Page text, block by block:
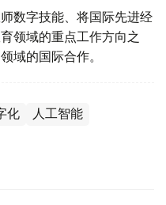
数字技能、将国际先进经
领域的重点工作方向之
域的国际合作。
化 人工智能